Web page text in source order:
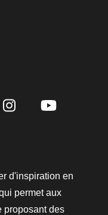
d'inspiration en
permet aux
proposant des